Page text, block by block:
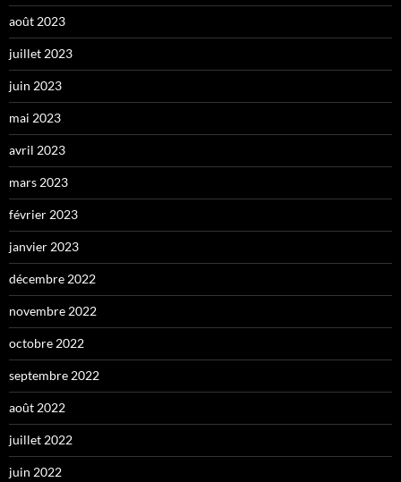
août 2023
juillet 2023
juin 2023
mai 2023
avril 2023
mars 2023
février 2023
janvier 2023
décembre 2022
novembre 2022
octobre 2022
septembre 2022
août 2022
juillet 2022
juin 2022